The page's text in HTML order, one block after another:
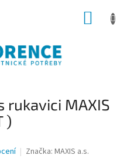
rukavici MAXIS
)
Značka: MAXIS a.s.